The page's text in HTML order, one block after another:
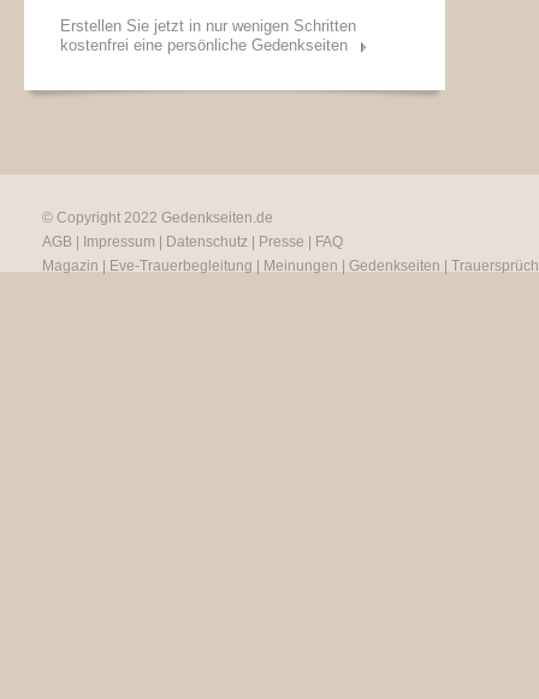
Erstellen Sie jetzt in nur wenigen Schritten
kostenfrei eine persönliche Gedenkseiten
© Copyright 2022 Gedenkseiten.de
AGB
Impressum Datenschutz Presse
FAQ
Magazin
Eve-Trauerbegleitung Meinungen Gedenkseiten